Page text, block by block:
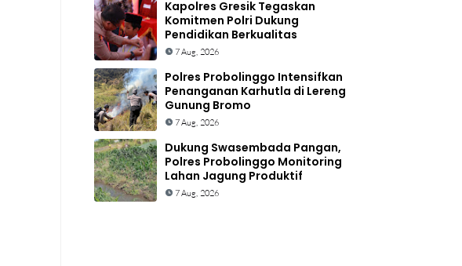
Kapolres Gresik Tegaskan
Komitmen Polri Dukung
Pendidikan Berkualitas
7 Aug, 2026
Polres Probolinggo Intensifkan
Penanganan Karhutla di Lereng
Gunung Bromo
7 Aug, 2026
Dukung Swasembada Pangan,
Polres Probolinggo Monitoring
Lahan Jagung Produktif
7 Aug, 2026